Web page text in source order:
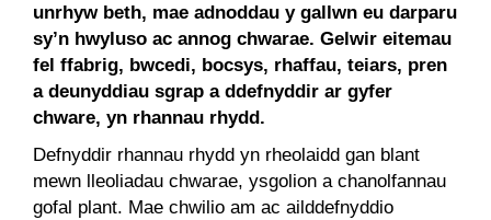
unrhyw beth, mae adnoddau y gallwn eu darparu
sy’n hwyluso ac annog chwarae. Gelwir eitemau
fel ffabrig, bwcedi, bocsys, rhaffau, teiars, pren
a deunyddiau sgrap a ddefnyddir ar gyfer
chware, yn rhannau rhydd.
Defnyddir rhannau rhydd yn rheolaidd gan blant
mewn lleoliadau chwarae, ysgolion a chanolfannau
gofal plant. Mae chwilio am ac ailddefnyddio